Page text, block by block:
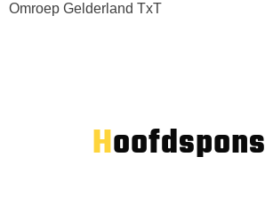
Omroep Gelderland TxT